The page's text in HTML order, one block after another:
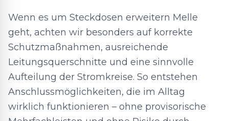
Wenn es um Steckdosen erweitern Melle
geht, achten wir besonders auf korrekte
Schutzmaßnahmen, ausreichende
Leitungsquerschnitte und eine sinnvolle
Aufteilung der Stromkreise. So entstehen
Anschlussmöglichkeiten, die im Alltag
wirklich funktionieren – ohne provisorische